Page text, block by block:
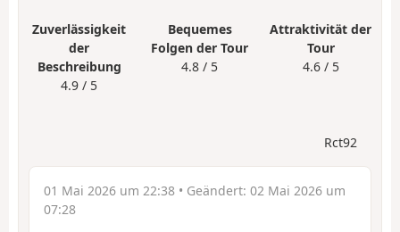
Zuverlässigkeit
der
Beschreibung
4.9 / 5
Bequemes
Folgen der Tour
4.8 / 5
Attraktivität der
Tour
4.6 / 5
Rct92
01 Mai 2026 um 22:38 • Geändert: 02 Mai 2026 um
07:28